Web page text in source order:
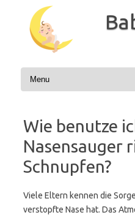
Inhalt
springen
Wie benutze
Nasensauger
Schnupfen?
Viele Eltern kennen die
verstopfte Nase hat. Das